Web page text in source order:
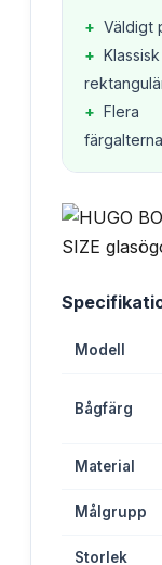
+ Väldigt
+ Klassisk
+ Flera
Modell
Bågfärg
Material
Målgrupp
Storlek